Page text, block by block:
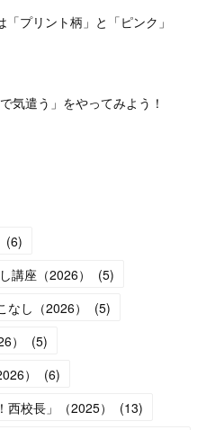
プリント柄」と「ピンク」
気遣う」をやってみよう！
(6)
講座（2026）
(5)
し（2026）
(5)
）
(5)
）
(6)
校長」（2025）
(13)